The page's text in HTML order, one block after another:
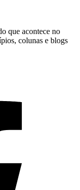
que acontece no
colunas e blogs